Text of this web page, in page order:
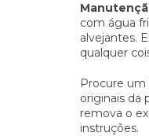
com água
alvejantes.
qualquer
Procure um
originais da
remova o
instruções.